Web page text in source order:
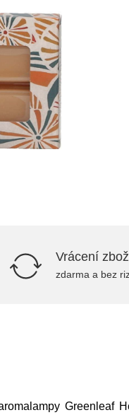
Vrácení
zdarma a bez
Greenleaf